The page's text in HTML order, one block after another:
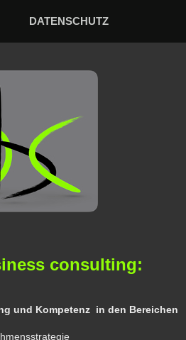
DATENSCHUTZ
consulting:
und Kompetenz in den Bereichen